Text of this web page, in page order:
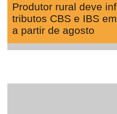
Produtor rural deve
tributos CBS e IBS
a partir de agosto